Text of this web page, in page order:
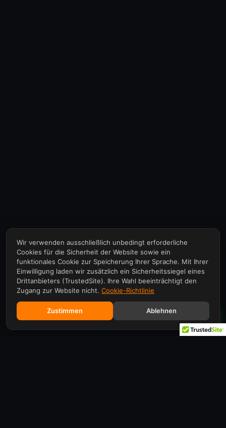
Wir verwenden ausschließlich unbedingt erforderliche
Cookies für die Sicherheit der Website sowie ein
funktionales Cookie zur Speicherung Ihrer Sprache. Mit Ihrer
Einwilligung laden wir zusätzlich ein Sicherheitssiegel eines
Drittanbieters (TrustedSite). Ihre Wahl beeinträchtigt den
Zugang zur Website nicht. Cookie-Richtlinie
Zustimmen Ablehnen